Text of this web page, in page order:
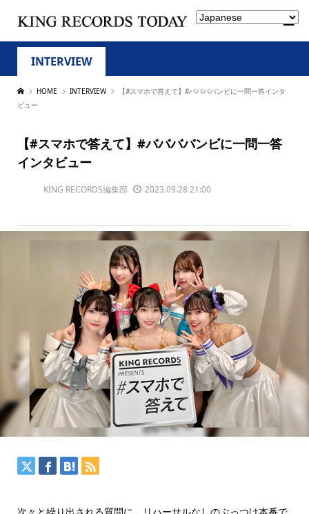
INTERVIEW
HOME INTERVIEW
【#スマホで答えて】#ババババンビに一問一答インタ
ビュー
【#スマホで答えて】#ババババンビに一問一答
インタビュー
KING RECORDS編集部 2023.09.28 21:00